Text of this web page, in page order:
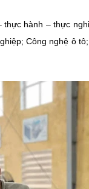
thực hành – thực
Công nghệ ô